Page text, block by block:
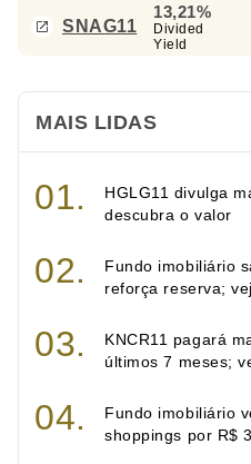
SNAG11
13,21%
Divided
Yield
MAIS LIDAS
HGLG11 divulga
descubra o valor
Fundo imobiliário
reforça reserva;
KNCR11 pagará
últimos 7 meses;
Fundo imobiliário
shoppings por R$